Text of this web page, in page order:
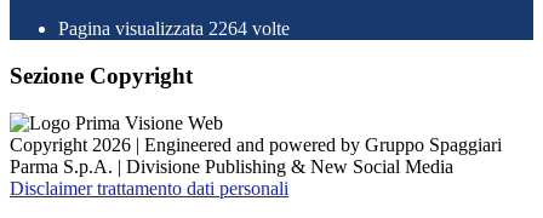
Pagina visualizzata 2264 volte
Sezione Copyright
Copyright 2026 | Engineered and powered by Gruppo Spaggiari
Parma S.p.A. | Divisione Publishing & New Social Media
Disclaimer trattamento dati personali